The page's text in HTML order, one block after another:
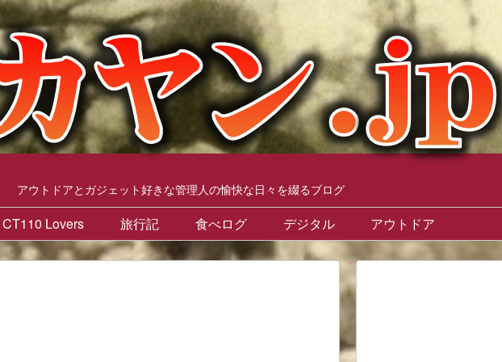
アウトドアとガジェット好きな管理人の愉快な日々を綴るブログ
CT110 Lovers 旅行記 食べログ デジタル アウトドア